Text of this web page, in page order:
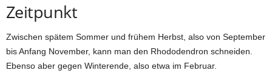
Zeitpunkt
Zwischen spätem Sommer und frühem Herbst, also von September
bis Anfang November, kann man den Rhododendron schneiden.
Ebenso aber gegen Winterende, also etwa im Februar.